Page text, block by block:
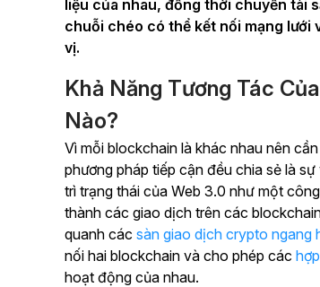
liệu của nhau, đồng thời chuyển tài
chuỗi chéo có thể kết nối mạng lưới
vị.
Khả Năng Tương Tác
Nào?
Vì mỗi blockchain là khác nhau nên
phương pháp tiếp cận đều chia sẻ là
trì trạng thái của Web 3.0 như một
thành các giao dịch trên các
quanh các sàn giao dịch crypto ngang
nối hai blockchain và cho phép các
hoạt động của nhau.